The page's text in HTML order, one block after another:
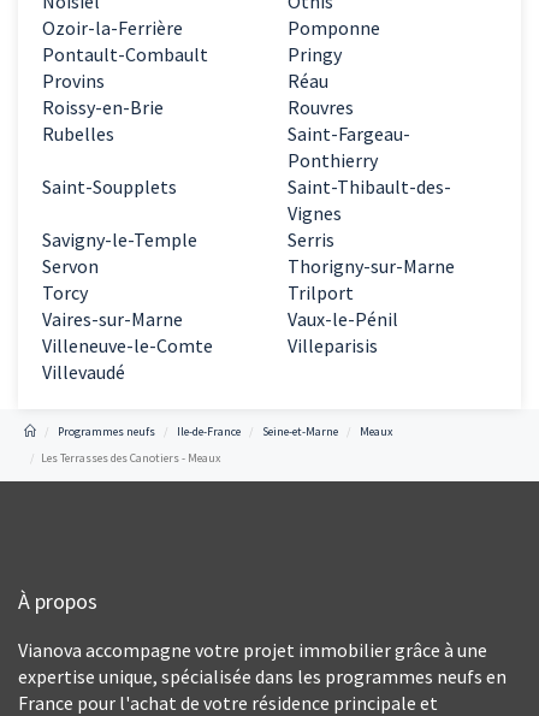
Ozoir-la-Ferrière
Pomponne
Pontault-Combault
Pringy
Provins
Réau
Roissy-en-Brie
Rouvres
Rubelles
Saint-Fargeau-
Ponthierry
Saint-Soupplets
Saint-Thibault-des-
Vignes
Savigny-le-Temple
Serris
Servon
Thorigny-sur-Marne
Torcy
Trilport
Vaires-sur-Marne
Vaux-le-Pénil
Villeneuve-le-Comte
Villeparisis
Villevaudé
Programmes neufs Ile-de-France Seine-et-Marne
Meaux
Les Terrasses des Canotiers - Meaux
À propos
Vianova accompagne votre projet immobilier grâce à une
expertise unique, spécialisée dans les programmes neufs en
France pour l'achat de votre résidence principale et